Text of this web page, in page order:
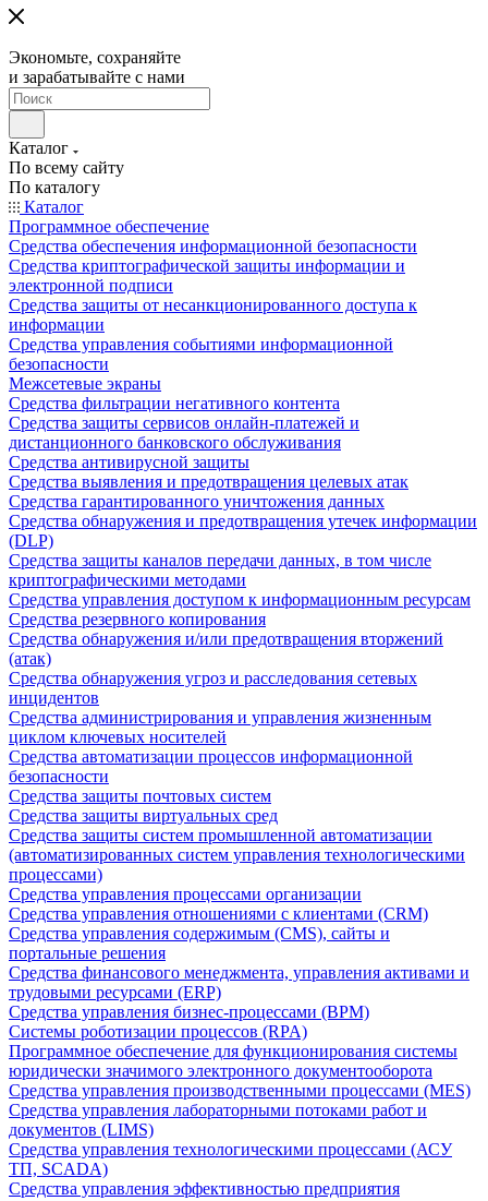
Экономьте, сохраняйте
и зарабатывайте с нами
Каталог
По всему сайту
По каталогу
Каталог
Программное обеспечение
Средства обеспечения информационной безопасности
Средства криптографической защиты информации и
электронной подписи
Средства защиты от несанкционированного доступа к
информации
Средства управления событиями информационной
безопасности
Межсетевые экраны
Средства фильтрации негативного контента
Средства защиты сервисов онлайн-платежей и
дистанционного банковского обслуживания
Средства антивирусной защиты
Средства выявления и предотвращения целевых атак
Средства гарантированного уничтожения данных
Средства обнаружения и предотвращения утечек информации
(DLP)
Средства защиты каналов передачи данных, в том числе
криптографическими методами
Средства управления доступом к информационным ресурсам
Средства резервного копирования
Средства обнаружения и/или предотвращения вторжений
(атак)
Средства обнаружения угроз и расследования сетевых
инцидентов
Средства администрирования и управления жизненным
циклом ключевых носителей
Средства автоматизации процессов информационной
безопасности
Средства защиты почтовых систем
Средства защиты виртуальных сред
Средства защиты систем промышленной автоматизации
(автоматизированных систем управления технологическими
процессами)
Средства управления процессами организации
Средства управления отношениями с клиентами (CRM)
Средства управления содержимым (CMS), сайты и
портальные решения
Средства финансового менеджмента, управления активами и
трудовыми ресурсами (ERP)
Средства управления бизнес-процессами (BPM)
Системы роботизации процессов (RPA)
Программное обеспечение для функционирования системы
юридически значимого электронного документооборота
Средства управления производственными процессами (MES)
Средства управления лабораторными потоками работ и
документов (LIMS)
Средства управления технологическими процессами (АСУ
ТП, SCADA)
Средства управления эффективностью предприятия